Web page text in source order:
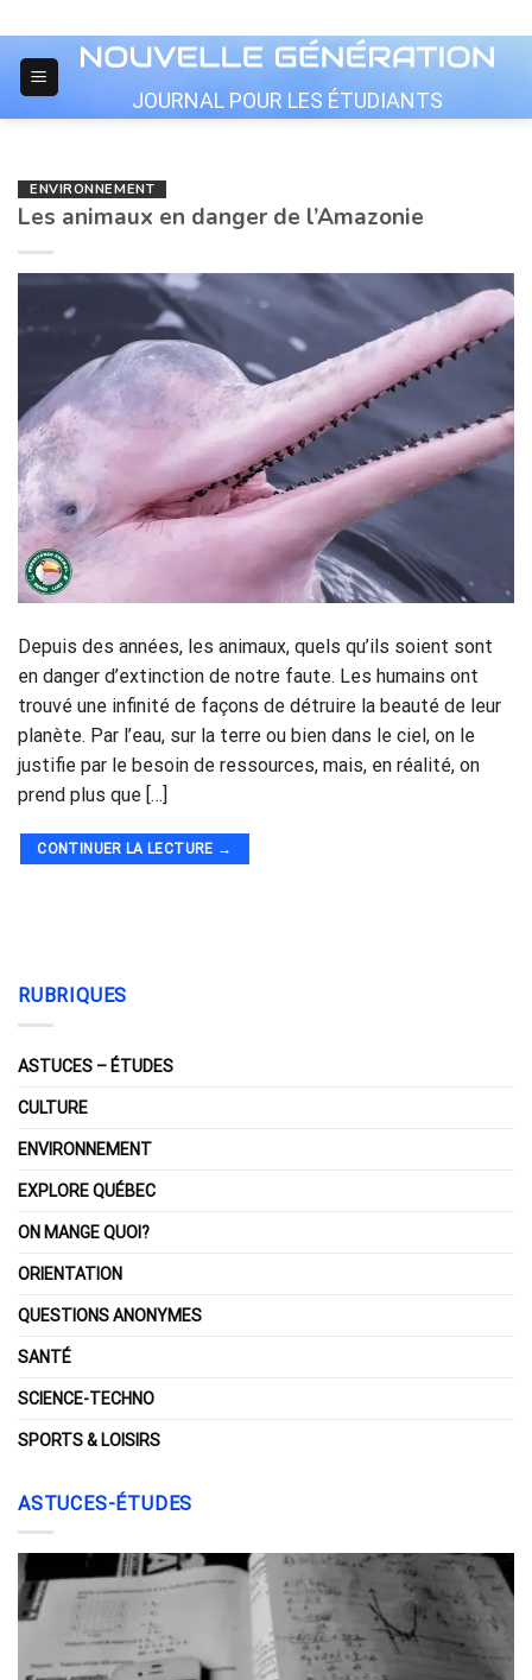
to
content
JOURNAL POUR LES ÉTUDIANTS
ENVIRONNEMENT
Les animaux en danger de l’Amazonie
Depuis des années, les animaux, quels qu’ils soient sont
en danger d’extinction de notre faute. Les humains ont
trouvé une infinité de façons de détruire la beauté de leur
planète. Par l’eau, sur la terre ou bien dans le ciel, on le
justifie par le besoin de ressources, mais, en réalité, on
prend plus que […]
CONTINUER LA LECTURE →
RUBRIQUES
ASTUCES – ÉTUDES
CULTURE
ENVIRONNEMENT
EXPLORE QUÉBEC
ON MANGE QUOI?
ORIENTATION
QUESTIONS ANONYMES
SANTÉ
SCIENCE-TECHNO
SPORTS & LOISIRS
ASTUCES-ÉTUDES